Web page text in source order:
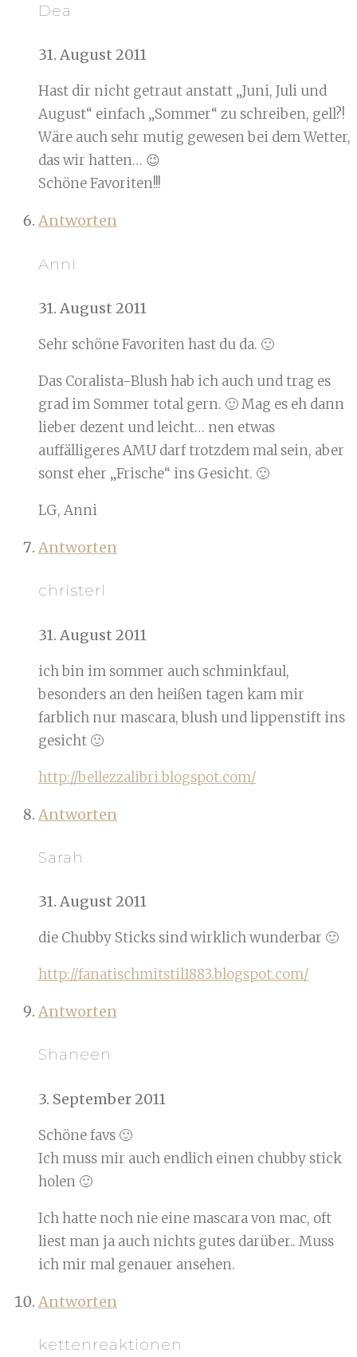
Dea
31. August 2011
Hast dir nicht getraut anstatt „Juni, Juli und
August“ einfach „Sommer“ zu schreiben, gell?!
Wäre auch sehr mutig gewesen bei dem Wetter,
das wir hatten… 😉
Schöne Favoriten!!!
Antworten
Anni
31. August 2011
Sehr schöne Favoriten hast du da. 🙂
Das Coralista-Blush hab ich auch und trag es
grad im Sommer total gern. 🙂 Mag es eh dann
lieber dezent und leicht… nen etwas
auffälligeres AMU darf trotzdem mal sein, aber
sonst eher „Frische“ ins Gesicht. 🙂
LG, Anni
Antworten
christerl
31. August 2011
ich bin im sommer auch schminkfaul,
besonders an den heißen tagen kam mir
farblich nur mascara, blush und lippenstift ins
gesicht 🙂
http://bellezzalibri.blogspot.com/
Antworten
Sarah
31. August 2011
die Chubby Sticks sind wirklich wunderbar 🙂
http://fanatischmitstil1883.blogspot.com/
Antworten
Shaneen
3. September 2011
Schöne favs 🙂
Ich muss mir auch endlich einen chubby stick
holen 🙂
Ich hatte noch nie eine mascara von mac, oft
liest man ja auch nichts gutes darüber.. Muss
ich mir mal genauer ansehen.
Antworten
kettenreaktionen